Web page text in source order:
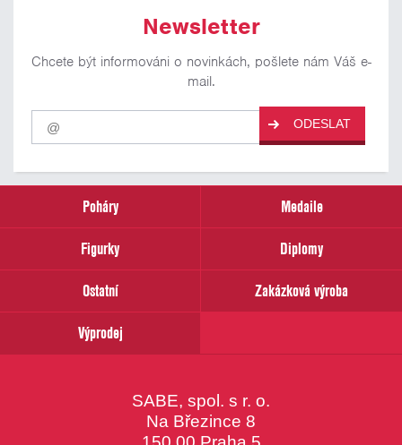
Newsletter
Chcete být informováni o novinkách, pošlete nám Váš e-
mail.
Pro
odběr
našich
email
ODESLAT
Poháry
Medaile
Figurky
Diplomy
Ostatní
Zakázková výroba
Výprodej
SABE, spol. s r. o.
Na Březince 8